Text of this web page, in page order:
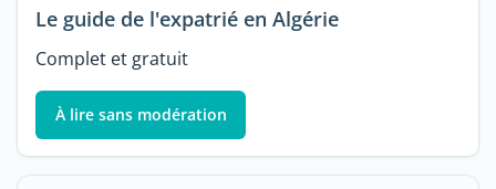
Le guide de l'expatrié en Algérie
Complet et gratuit
À lire sans modération